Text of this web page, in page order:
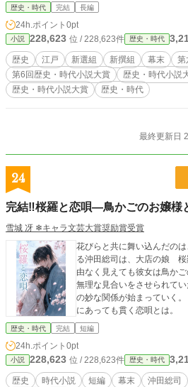
歴史・時代 完結 長編
24h.ポイント 0pt
小説 228,623 位 / 228,623件 歴史・時代
歴史 江戸 新選組 新撰組 幕末
第
第6回歴史・時代小説大賞
歴史・時代小説
歴史・時代小説大賞
歴史・時代
最終更新日
24
完結‼️桜羅と恋唄―鳥かごのお嬢様
雪城 冴 ❄キャラ文芸大賞奨励賞受賞
花びらと共に舞い込んだのは、さ
る沖田総司は、大店の娘 桜
由なく見えても彼女は鳥かごの
無理な見合いをさせられて
の妙な関係が始まっていく。 身分違い、時代の荒波。 その中
にあっても貫く恋唄とは。
歴史・時代 完結 短編
24h.ポイント 0pt
小説 228,623 位 / 228,623件 歴史・時代
歴史 時代小説 短編 幕末 沖田総司